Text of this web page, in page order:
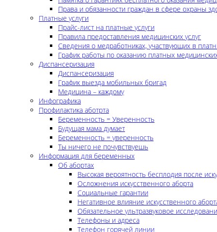
Права и обязанности граждан в сфере охраны
Платные услуги
Прайс-лист на платные услуги
Правила предоставления медицинских услуг
Сведения о медработниках, участвующих в
График работы по оказанию платных
Диспансеризация
Диспансеризация
График выезда мобильных бригад
Медицина – каждому
Инфографика
Профилактика аботрта
Беременность = Уверенность
Будущая мама думает
Беременность = уверенность
Ты ничего не почувствуешь
Информация для беременных
Об абортах
Высокая вероятность бесплодия после
Осложнения искусственного аборта
Социальные гарантии
Негативное влияние искусственного
Обязательное ультразвуковое
Телефоны и адреса
Телефон горячей линии